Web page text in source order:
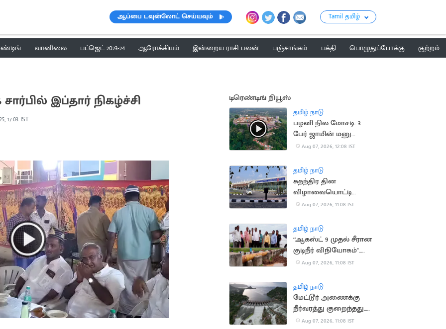
ஆப்பை டவுன்லோட் செய்யவும் Tamil தமிழ்
வானிலை பட்ஜெட் 2023-24 ஆரோக்கியம் இன்றைய ராசி பலன் பஞ்சாங்கம் பக்தி பொழுதுப்போக்கு
குற்றம்
இப்தார் நிகழ்ச்சி
17:03 IST
டிரெண்டிங் நியூஸ்
தமிழ் நாடு
பழனி நில மோசடி: 3
பேர் ஜாமின் மனு
தள்ளுபடி
Aug 07, 2026, 12:08 IST
தமிழ் நாடு
சுதந்திர தின
விழாவையொட்டி
விமான நிலையத்துக்கு
செல்ல தடை
Aug 07, 2026, 11:08 IST
தமிழ் நாடு
“ஆகஸ்ட் 9 முதல் சீரான
குடிநீர் விநியோகம்"..
தூத்துக்குடி மேயர் உறுதி
Aug 07, 2026, 11:08 IST
தமிழ் நாடு
மேட்டூர் அணைக்கு
நீர்வரத்து குறைந்தது..
13,674 கன அடியாக சரிவு
Aug 07, 2026, 11:08 IST